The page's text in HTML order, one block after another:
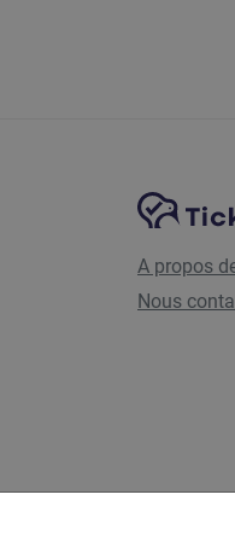
Navigation
A propos
Nous